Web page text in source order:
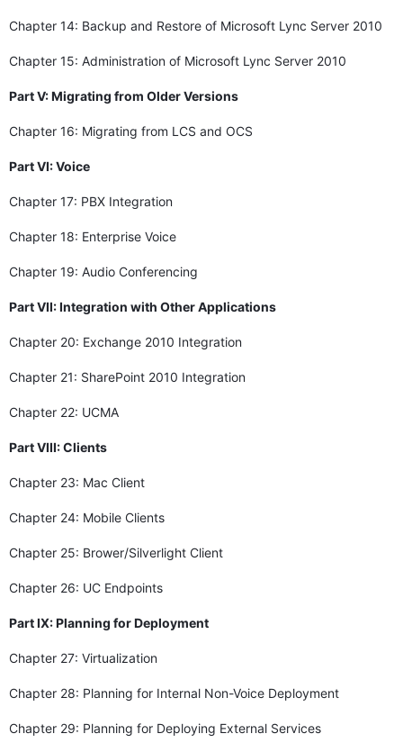
Chapter 14: Backup and Restore of Microsoft Lync Server 2010
Chapter 15: Administration of Microsoft Lync Server 2010
Part V: Migrating from Older Versions
Chapter 16: Migrating from LCS and OCS
Part VI: Voice
Chapter 17: PBX Integration
Chapter 18: Enterprise Voice
Chapter 19: Audio Conferencing
Part VII: Integration with Other Applications
Chapter 20: Exchange 2010 Integration
Chapter 21: SharePoint 2010 Integration
Chapter 22: UCMA
Part VIII: Clients
Chapter 23: Mac Client
Chapter 24: Mobile Clients
Chapter 25: Brower/Silverlight Client
Chapter 26: UC Endpoints
Part IX: Planning for Deployment
Chapter 27: Virtualization
Chapter 28: Planning for Internal Non-Voice Deployment
Chapter 29: Planning for Deploying External Services